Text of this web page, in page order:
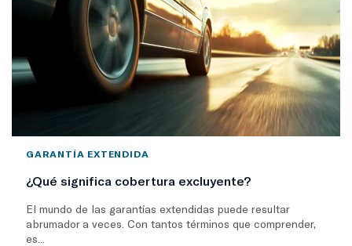
GARANTÍA EXTENDIDA
¿Qué significa cobertura excluyente?
El mundo de las garantías extendidas puede resultar
abrumador a veces. Con tantos términos que comprender,
es...